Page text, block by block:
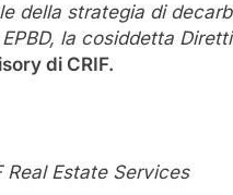
della strategia di
la cosiddetta
di CRIF.
Real Estate Services